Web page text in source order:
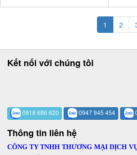
1 2
Kết nối với chúng tôi
0918 686 620 0947 945 454
Thông tin liên hệ
CÔNG TY TNHH THƯƠNG MẠI DỊCH